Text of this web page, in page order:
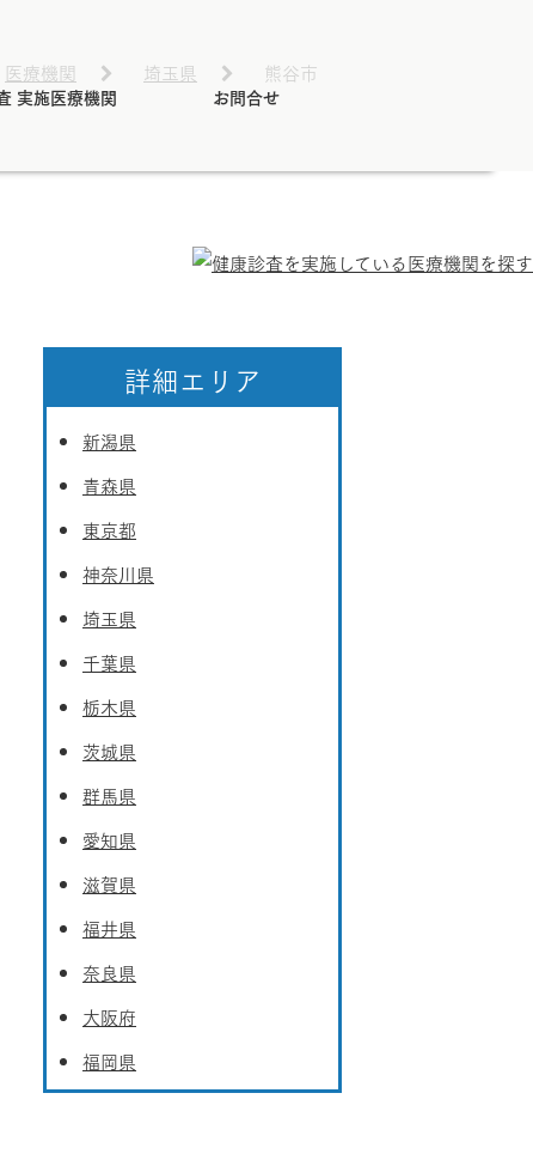
実施医療機関 お問合せ
医療機関 埼玉県 熊谷市
詳細エリア
新潟県
青森県
東京都
神奈川県
埼玉県
千葉県
栃木県
茨城県
群馬県
愛知県
滋賀県
福井県
奈良県
大阪府
福岡県